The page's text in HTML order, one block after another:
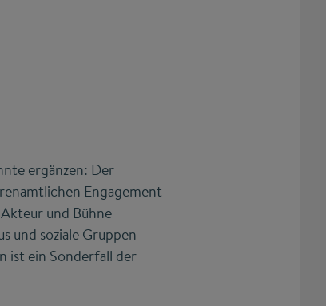
ergänzen: Der
Engagement
und Bühne
und soziale Gruppen
ist ein Sonderfall der